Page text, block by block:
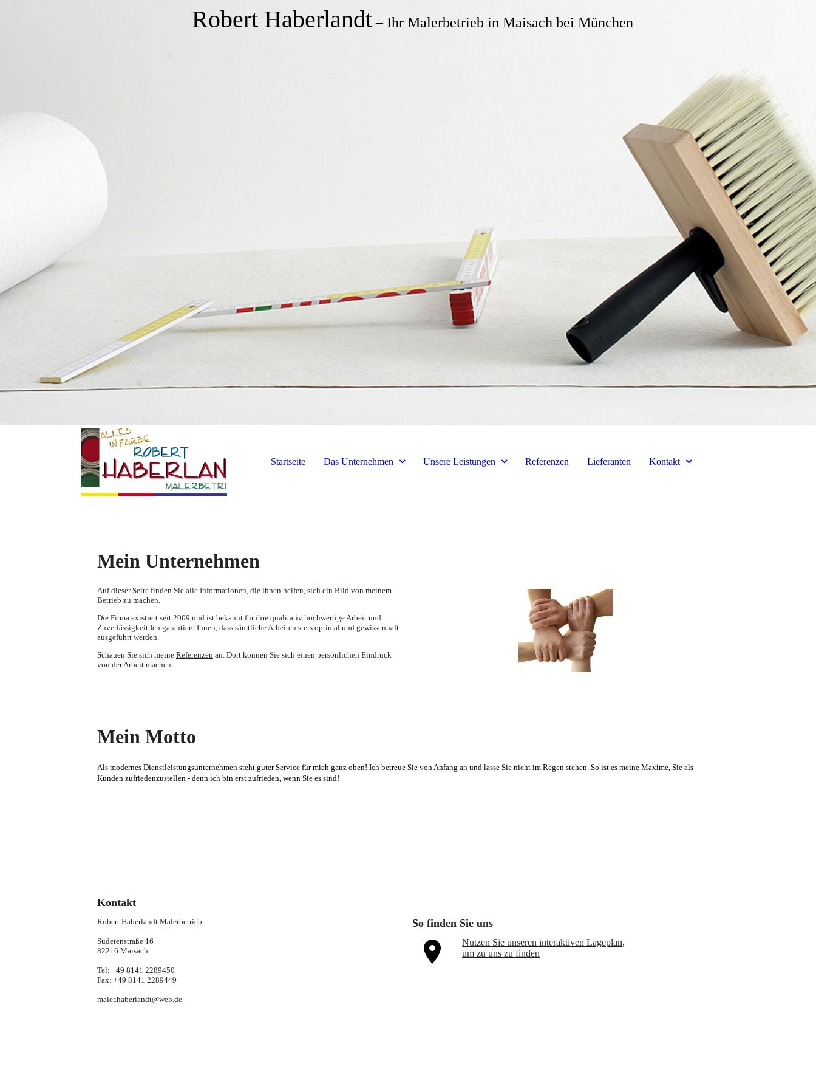
Robert Haberlandt– Ihr Malerbetrieb in Maisach bei München
Startseite Das Unternehmen Unsere Leistungen Referenzen Lieferanten Kontakt
Mein Unternehmen
Auf dieser Seite finden Sie alle Informationen, die Ihnen helfen, sich ein Bild von meinem
Betrieb zu machen.
Die Firma existiert seit 2009 und ist bekannt für ihre qualitativ hochwertige Arbeit und
Zuverlässigkeit.Ich garantiere Ihnen, dass sämtliche Arbeiten stets optimal und gewissenhaft
ausgeführt werden.
Schauen Sie sich meine Referenzen an. Dort können Sie sich einen persönlichen Eindruck
von der Arbeit machen.
Mein Motto
Als modernes Dienstleistungsunternehmen steht guter Service für mich ganz oben! Ich betreue Sie von Anfang an und lasse Sie nicht im Regen stehen. So ist es meine Maxime, Sie als
Kunden zufriedenzustellen - denn ich bin erst zufrieden, wenn Sie es sind!
Kontakt
Robert Haberlandt Malerbetrieb
Sudetenstraße 16
82216 Maisach
Tel: +49 8141 2289450
Fax: +49 8141 2289449
maler.haberlandt@web.de
So finden Sie uns
Nutzen Sie unseren interaktiven La­ge­plan,
um zu uns zu finden